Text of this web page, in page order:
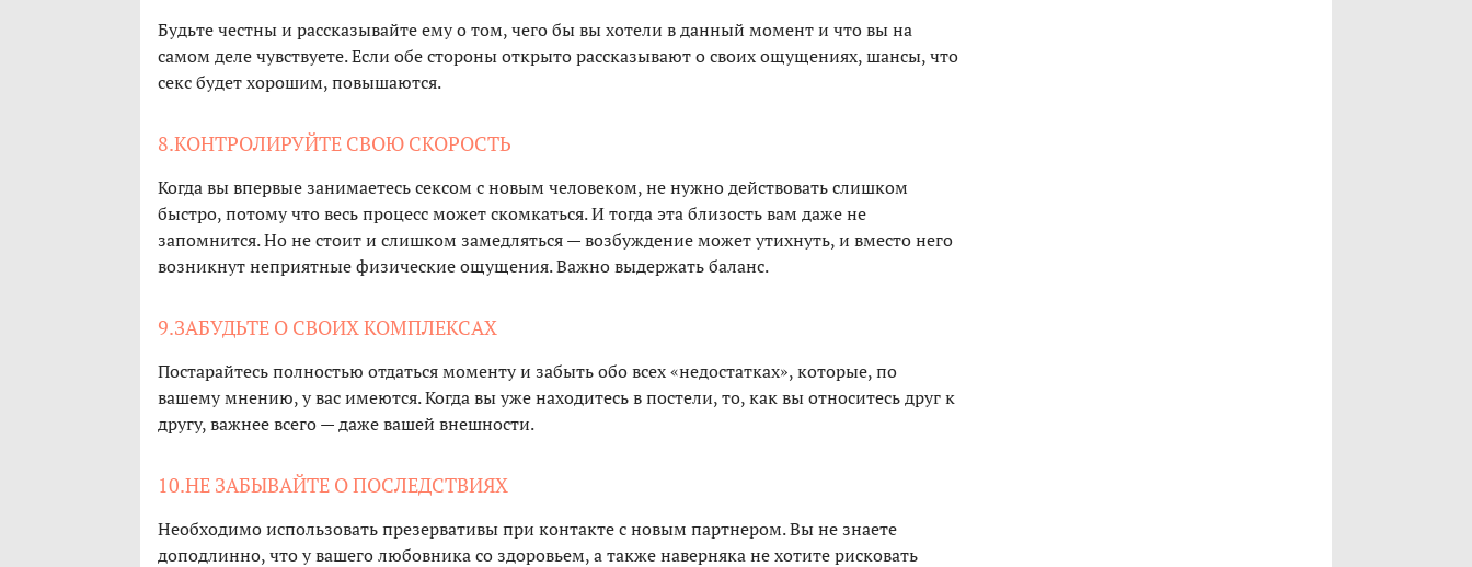
Будьте честны и рассказывайте ему о том, чего бы вы хотели в данный момент и что вы на
самом деле чувствуете. Если обе стороны открыто рассказывают о своих ощущениях, шансы, что
секс будет хорошим, повышаются.
8.КОНТРОЛИРУЙТЕ СВОЮ СКОРОСТЬ
Когда вы впервые занимаетесь сексом с новым человеком, не нужно действовать слишком
быстро, потому что весь процесс может скомкаться. И тогда эта близость вам даже не
запомнится. Но не стоит и слишком замедляться — возбуждение может утихнуть, и вместо него
возникнут неприятные физические ощущения. Важно выдержать баланс.
9.ЗАБУДЬТЕ О СВОИХ КОМПЛЕКСАХ
Постарайтесь полностью отдаться моменту и забыть обо всех «недостатках», которые, по
вашему мнению, у вас имеются. Когда вы уже находитесь в постели, то, как вы относитесь друг к
другу, важнее всего — даже вашей внешности.
10.НЕ ЗАБЫВАЙТЕ О ПОСЛЕДСТВИЯХ
Необходимо использовать презервативы при контакте с новым партнером. Вы не знаете
доподлинно, что у вашего любовника со здоровьем, а также наверняка не хотите рисковать